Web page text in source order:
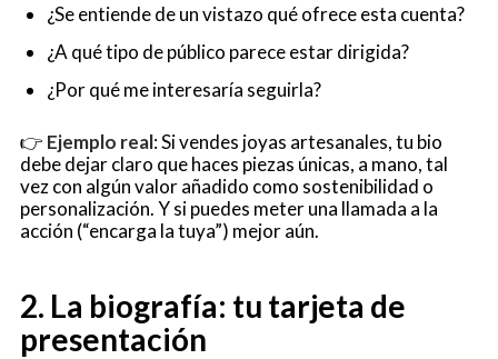
¿Se entiende de un vistazo qué ofrece esta cuenta?
¿A qué tipo de público parece estar dirigida?
¿Por qué me interesaría seguirla?
👉 Ejemplo real: Si vendes joyas artesanales, tu bio
debe dejar claro que haces piezas únicas, a mano, tal
vez con algún valor añadido como sostenibilidad o
personalización. Y si puedes meter una llamada a la
acción (“encarga la tuya”) mejor aún.
2. La biografía: tu tarjeta de
presentación